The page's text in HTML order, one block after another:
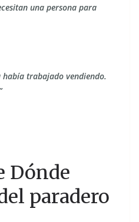
una persona para
había trabajado vendiendo.
Dónde
paradero